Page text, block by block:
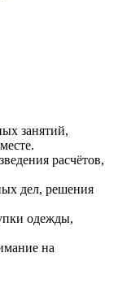
занятий,
расчётов,
дел, решения
одежды,
на